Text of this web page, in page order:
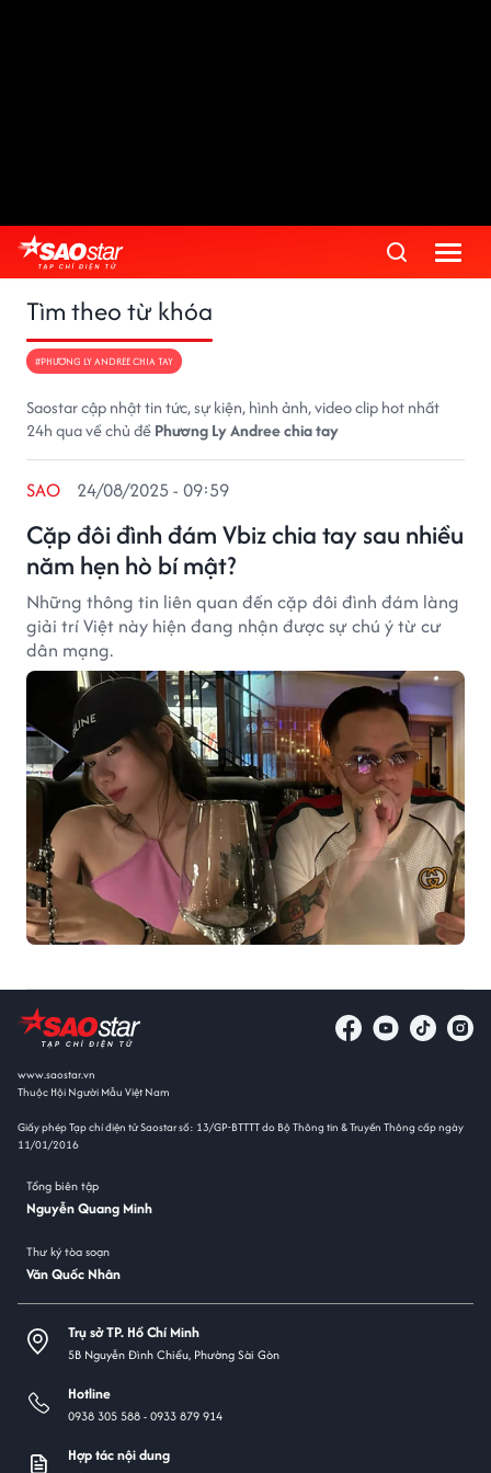
Tìm theo từ khóa
#PHƯƠNG LY ANDREE CHIA TAY
Saostar cập nhật tin tức, sự kiện, hình ảnh, video clip hot nhất
24h qua về chủ đềPhương Ly Andree chia tay
Cặp đôi đình đám Vbiz chia tay sau nhiều
năm hẹn hò bí mật?
SAO 24/08/2025 - 09:59
Những thông tin liên quan đến cặp đôi đình đám làng
giải trí Việt này hiện đang nhận được sự chú ý từ cư
dân mạng.
www.saostar.vn
Thuộc Hội Người Mẫu Việt Nam
Giấy phép Tạp chí điện tử Saostar số: 13/GP-BTTTT do Bộ Thông tin & Truyền Thông cấp ngày
11/01/2016
Tổng biên tập
Nguyễn Quang Minh
Thư ký tòa soạn
Văn Quốc Nhân
Trụ sở TP. Hồ Chí Minh
5B Nguyễn Đình Chiểu, Phường Sài Gòn
Hotline
0938 305 588 -0933 879 914
Hợp tác nội dung